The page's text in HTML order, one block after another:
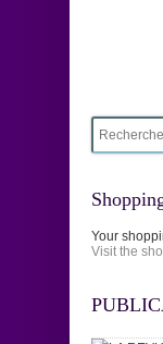
Your
Visit the